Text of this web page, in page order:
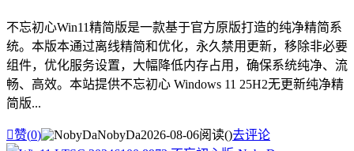
不忘初心Win11精简版是一款基于官方原版打造的纯净精简系
统。本版本通过离线精简和优化，永久禁用更新，移除非必要
组件，优化服务设置，大幅降低内存占用，确保系统纯净、流
畅、高效。本站提供不忘初心 Windows 11 25H2无更新纯净精
简版...
赞(0) NobyDa2026-08-06阅读()去评论